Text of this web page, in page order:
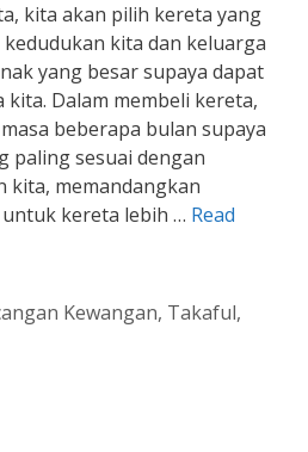
kita akan pilih kereta yang
kita dan keluarga
yang besar supaya dapat
Dalam membeli kereta,
beberapa bulan supaya
paling sesuai dengan
kita, memandangkan
kereta lebih … Read
Kewangan, Takaful,